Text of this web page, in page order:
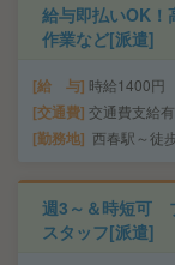
給与即払いOK！
作業など[派遣]
給 与 時給1400円
交通費 交通費支給
勤務地 西春駅～徒
週3～＆時短可
スタッフ[派遣]